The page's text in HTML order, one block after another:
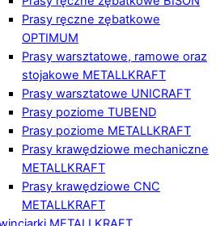
Prasy ręczne zębatkowe
OPTIMUM
Prasy warsztatowe, ramowe oraz
stojakowe METALLKRAFT
Prasy warsztatowe UNICRAFT
Prasy poziome TUBEND
Prasy poziome METALLKRAFT
Prasy krawędziowe mechaniczne
METALLKRAFT
Prasy krawędziowe CNC
METALLKRAFT